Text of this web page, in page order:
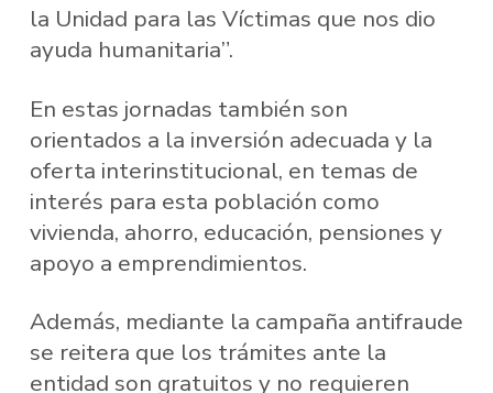
la Unidad para las Víctimas que nos dio
ayuda humanitaria”.
En estas jornadas también son
orientados a la inversión adecuada y la
oferta interinstitucional, en temas de
interés para esta población como
vivienda, ahorro, educación, pensiones y
apoyo a emprendimientos.
Además, mediante la campaña antifraude
se reitera que los trámites ante la
entidad son gratuitos y no requieren